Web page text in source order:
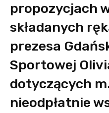
propozycjach
składanych
prezesa
Sportowej
dotyczących
nieodpłatnie